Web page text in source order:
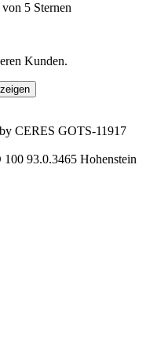
5 Sternen
Kunden.
CERES GOTS-11917
93.0.3465 Hohenstein